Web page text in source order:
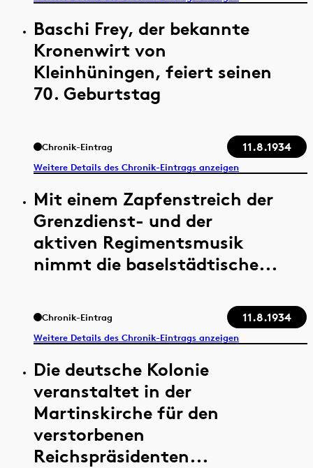
Baschi Frey, der bekannte
Kronenwirt von
Kleinhüningen, feiert seinen
70. Geburtstag
Chronik-Eintrag 11.8.1934
Weitere Details des Chronik-Eintrags anzeigen
Mit einem Zapfenstreich der
Grenzdienst- und der
aktiven Regimentsmusik
nimmt die baselstädtische...
Chronik-Eintrag 11.8.1934
Weitere Details des Chronik-Eintrags anzeigen
Die deutsche Kolonie
veranstaltet in der
Martinskirche für den
verstorbenen
Reichspräsidenten...